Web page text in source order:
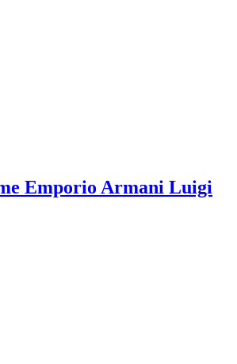
Emporio Armani Luigi